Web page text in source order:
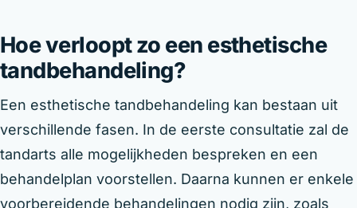
Hoe verloopt zo een esthetische
tandbehandeling?
Een esthetische tandbehandeling kan bestaan uit
verschillende fasen. In de eerste consultatie zal de
tandarts alle mogelijkheden bespreken en een
behandelplan voorstellen. Daarna kunnen er enkele
voorbereidende behandelingen nodig zijn, zoals